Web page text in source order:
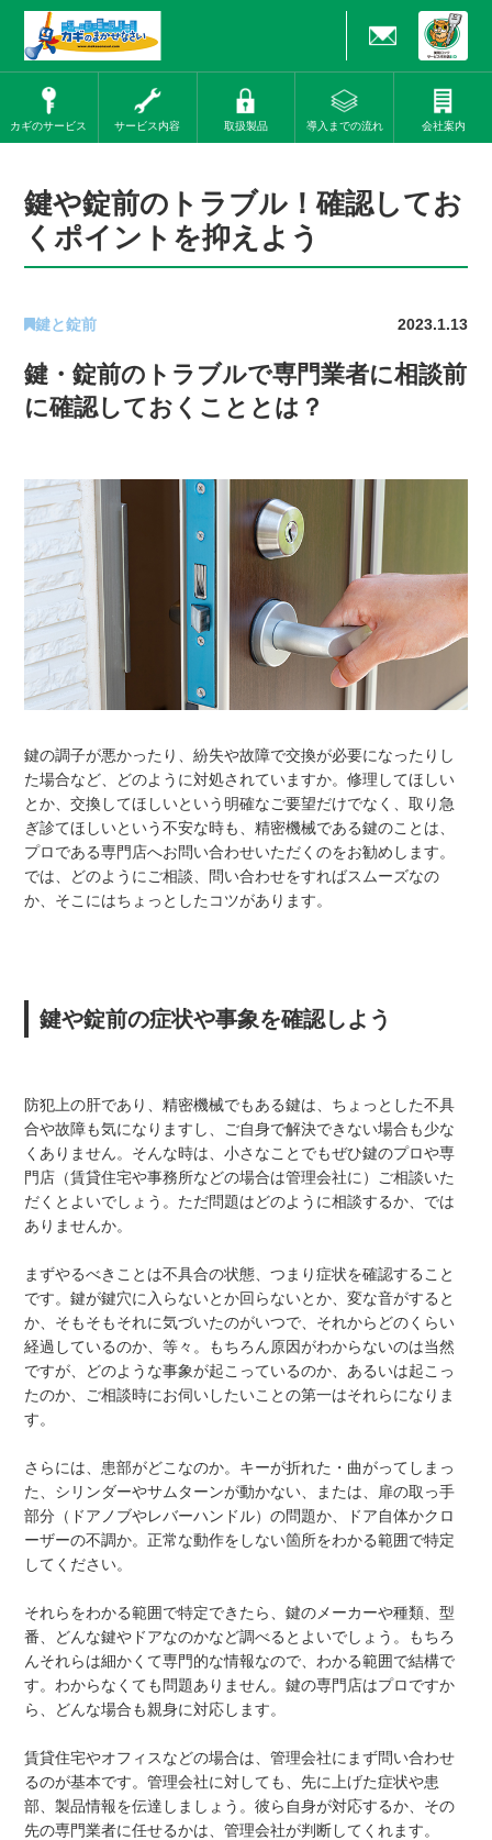
カギのサービス サービス内容 取扱製品 導入までの流れ 会社案内
鍵や錠前のトラブル！確認してお
くポイントを抑えよう
鍵と錠前 2023.1.13
鍵・錠前のトラブルで専門業者に相談前
に確認しておくこととは？
鍵の調子が悪かったり、紛失や故障で交換が必要になったりし
た場合など、どのように対処されていますか。修理してほしい
とか、交換してほしいという明確なご要望だけでなく、取り急
ぎ診てほしいという不安な時も、精密機械である鍵のことは、
プロである専門店へお問い合わせいただくのをお勧めします。
では、どのようにご相談、問い合わせをすればスムーズなの
か、そこにはちょっとしたコツがあります。
鍵や錠前の症状や事象を確認しよう
防犯上の肝であり、精密機械でもある鍵は、ちょっとした不具
合や故障も気になりますし、ご自身で解決できない場合も少な
くありません。そんな時は、小さなことでもぜひ鍵のプロや専
門店（賃貸住宅や事務所などの場合は管理会社に）ご相談いた
だくとよいでしょう。ただ問題はどのように相談するか、では
ありませんか。
まずやるべきことは不具合の状態、つまり症状を確認すること
です。鍵が鍵穴に入らないとか回らないとか、変な音がすると
か、そもそもそれに気づいたのがいつで、それからどのくらい
経過しているのか、等々。もちろん原因がわからないのは当然
ですが、どのような事象が起こっているのか、あるいは起こっ
たのか、ご相談時にお伺いしたいことの第一はそれらになりま
す。
さらには、患部がどこなのか。キーが折れた・曲がってしまっ
た、シリンダーやサムターンが動かない、または、扉の取っ手
部分（ドアノブやレバーハンドル）の問題か、ドア自体かクロ
ーザーの不調か。正常な動作をしない箇所をわかる範囲で特定
してください。
それらをわかる範囲で特定できたら、鍵のメーカーや種類、型
番、どんな鍵やドアなのかなど調べるとよいでしょう。もちろ
んそれらは細かくて専門的な情報なので、わかる範囲で結構で
す。わからなくても問題ありません。鍵の専門店はプロですか
ら、どんな場合も親身に対応します。
賃貸住宅やオフィスなどの場合は、管理会社にまず問い合わせ
るのが基本です。管理会社に対しても、先に上げた症状や患
部、製品情報を伝達しましょう。彼ら自身が対応するか、その
先の専門業者に任せるかは、管理会社が判断してくれます。